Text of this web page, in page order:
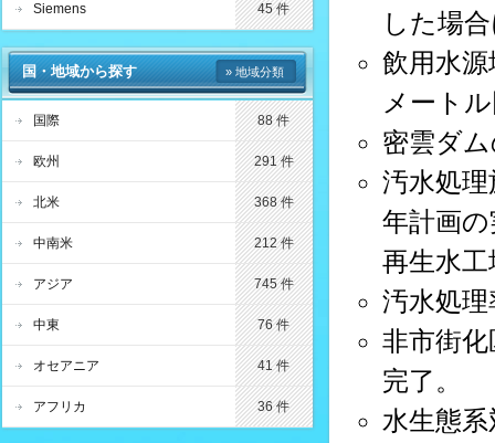
した場
飲用水
メート
密雲ダ
汚水処
年計画
再生水
汚水処
非市街
完了。
水生態
Siemens 45 件
国・地域から探す » 地域分類
国際 88 件
欧州 291 件
北米 368 件
中南米 212 件
アジア 745 件
中東 76 件
オセアニア 41 件
アフリカ 36 件